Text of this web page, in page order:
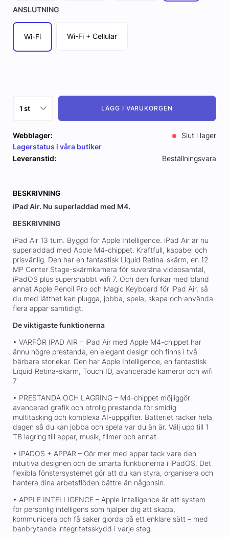
ANSLUTNING
Wi-Fi Wi-Fi + Cellular
LÄGG I VARUKORGEN
Webblager:
Slut i lager
Lagerstatus i våra butiker
Leveranstid:
Beställningsvara
BESKRIVNING
iPad Air. Nu superladdad med M4.
BESKRIVNING
iPad Air 13 tum. Byggd för Apple Intelligence. iPad Air är nu
superladdad med Apple M4-chippet. Kraftfull, kapabel och
prisvänlig. Den har en fantastisk Liquid Retina-skärm, en 12
MP Center Stage-skärmkamera för suveräna videosamtal,
iPadOS plus supersnabbt wifi 7. Och den funkar med bland
annat Apple Pencil Pro och Magic Keyboard för iPad Air, så
du med lätthet kan plugga, jobba, spela, skapa och använda
flera appar samtidigt.
De viktigaste funktionerna
• VARFÖR IPAD AIR – iPad Air med Apple M4-chippet har
ännu högre prestanda, en elegant design och finns i två
bärbara storlekar. Den har Apple Intelligence, en fantastisk
Liquid Retina-skärm, Touch ID, avancerade kameror och wifi
7
• PRESTANDA OCH LAGRING – M4-chippet möjliggör
avancerad grafik och otrolig prestanda för smidig
multitasking och komplexa AI-uppgifter. Batteriet räcker hela
dagen så du kan jobba och spela var du än är. Välj upp till 1
TB lagring till appar, musik, filmer och annat.
• IPADOS + APPAR – Gör mer med appar tack vare den
intuitiva designen och de smarta funktionerna i iPadOS. Det
flexibla fönstersystemet gör att du kan styra, organisera och
hantera dina arbetsflöden bättre än någonsin.
• APPLE INTELLIGENCE – Apple Intelligence är ett system
för personlig intelligens som hjälper dig att skapa,
kommunicera och få saker gjorda på ett enklare sätt – med
banbrytande integritetsskydd i varje steg.